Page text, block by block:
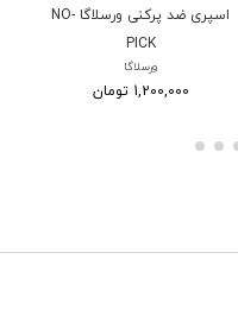
اسپری ضد پرکنی ورسلاگا NO-
PICK
ورسلاگا
1,200,000 تومان